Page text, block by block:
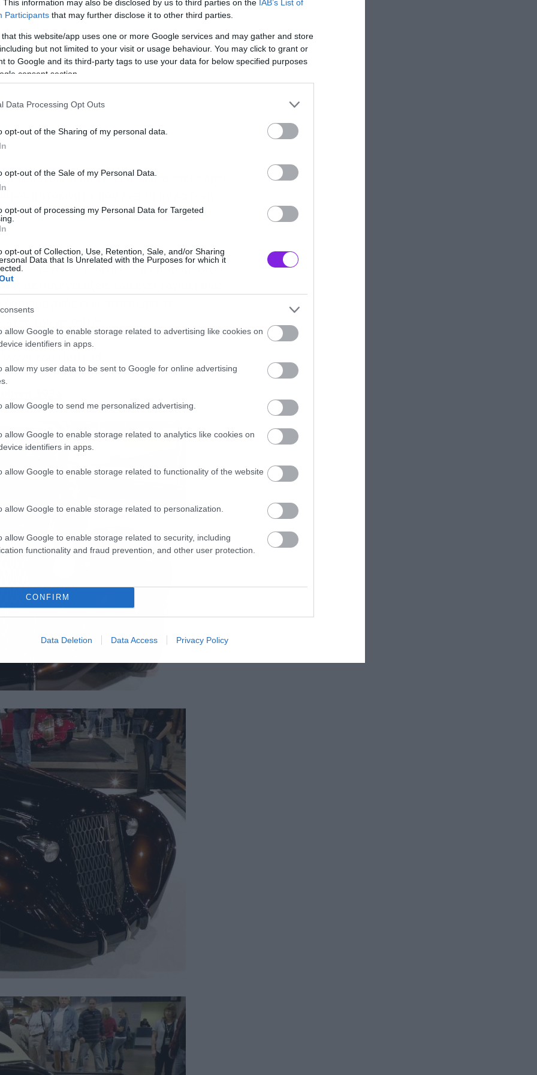
This information may also be disclosed by us to third parties on the IAB’s List of
Participants that may further disclose it to other third parties.
that this website/app uses one or more Google services and may gather and store
but not limited to your visit or usage behaviour. You may click to grant or
to Google and its third-party tags to use your data for below specified purposes
consent section.
Data Processing Opt Outs
opt-out of the Sharing of my personal data.
opt-out of the Sale of my Personal Data.
opt-out of processing my Personal Data for Targeted
opt-out of Collection, Use, Retention, Sale, and/or Sharing
Data that Is Unrelated with the Purposes for which it
allow Google to enable storage related to advertising like cookies on
identifiers in apps.
allow my user data to be sent to Google for online advertising
allow Google to send me personalized advertising.
allow Google to enable storage related to analytics like cookies on
identifiers in apps.
allow Google to enable storage related to functionality of the website
allow Google to enable storage related to personalization.
allow Google to enable storage related to security, including
functionality and fraud prevention, and other user protection.
CONFIRM
Data Deletion Data Access Privacy Policy
που ο front man των Metallica έχει πάρει
αυτοκίνητα που έχει στην κατοχή
είναι ο Rick Dore, με τον οποίο έχουν
συλλέγει αυτοκίνητα την παρομοιάζει
σε συνεντεύξεις του έχει τονίσει πως
δημιουργικός ενώ ταυτόχρονα
του με αυτά.
του Hetfield.